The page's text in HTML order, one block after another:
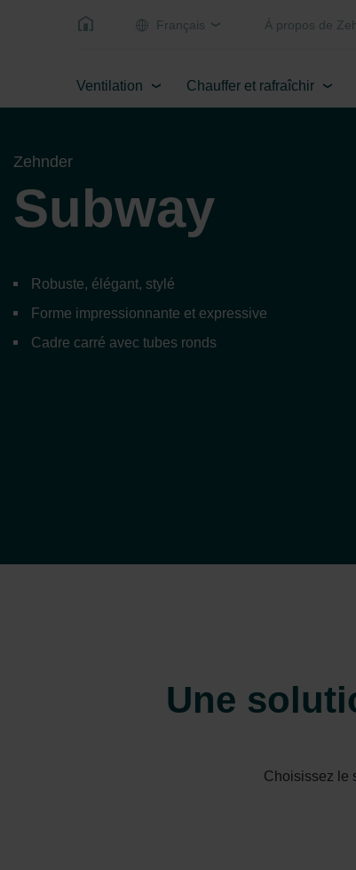
Français Á propos de
Ventilation Chauffer et rafraîchir
Zehnder
Subway
Robuste, élégant, stylé
Forme impressionnante et expressive
Cadre carré avec tubes ronds
Une
Choisissez le